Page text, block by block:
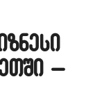
–